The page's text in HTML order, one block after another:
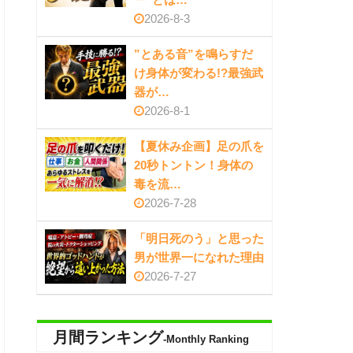
2026-8-3
”とある音”を鳴らすだ
け身体が変わる!?最強武
器が…
2026-8-1
【夏休み企画】足の爪を
20秒トントン！身体の
毒を流…
2026-7-28
「明日死のう」と思った
男が世界一になれた理由
2026-7-27
月間ランキング-Monthly Ranking